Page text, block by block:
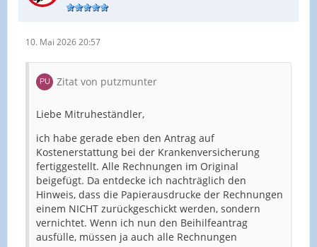
10. Mai 2026 20:57
Zitat von putzmunter
Liebe Mitruheständler,
ich habe gerade eben den Antrag auf
Kostenerstattung bei der Krankenversicherung
fertiggestellt. Alle Rechnungen im Original
beigefügt. Da entdecke ich nachträglich den
Hinweis, dass die Papierausdrucke der Rechnungen
einem NICHT zurückgeschickt werden, sondern
vernichtet. Wenn ich nun den Beihilfeantrag
ausfülle, müssen ja auch alle Rechnungen